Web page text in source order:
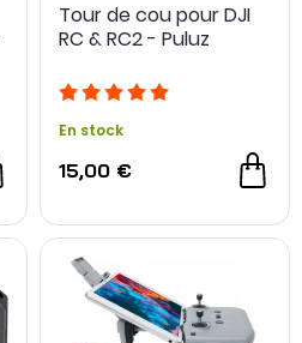
Tour de cou pour DJI
RC & RC2 - Puluz
En stock
15,00 €